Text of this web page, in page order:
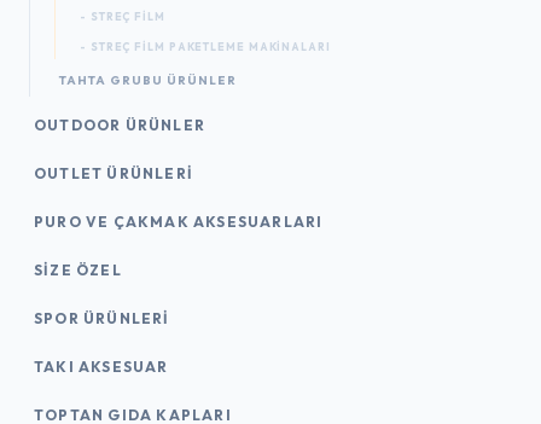
- STREÇ FILM
- STREÇ FILM PAKETLEME MAKINALARI
TAHTA GRUBU ÜRÜNLER
OUTDOOR ÜRÜNLER
OUTLET ÜRÜNLERI
PURO VE ÇAKMAK AKSESUARLARI
SIZE ÖZEL
SPOR ÜRÜNLERI
TAKI AKSESUAR
TOPTAN GIDA KAPLARI